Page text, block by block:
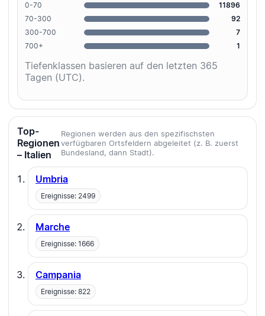
0-70
11896
70-300
92
300-700
7
700+
1
Tiefenklassen basieren auf den letzten 365
Tagen (UTC).
Top-
Regionen
– Italien
Regionen werden aus den spezifischsten
verfügbaren Ortsfeldern abgeleitet (z. B. zuerst
Bundesland, dann Stadt).
Umbria
Ereignisse: 2499
Marche
Ereignisse: 1666
Campania
Ereignisse: 822